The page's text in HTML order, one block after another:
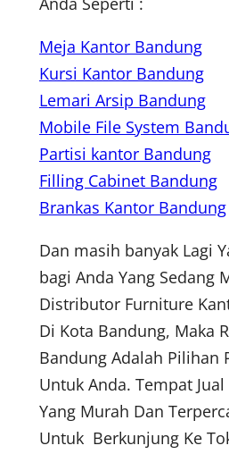
Meja Kantor Bandung
Kursi Kantor Bandung
Lemari Arsip Bandung
Mobile File System
Partisi kantor Bandung
Filling Cabinet Bandung
Brankas Kantor Bandung
Dan masih banyak Lagi
bagi Anda Yang Sedang
Distributor Furniture
Di Kota Bandung, Maka
Bandung Adalah Pilihan
Untuk Anda. Tempat
Yang Murah Dan
Untuk Berkunjung Ke